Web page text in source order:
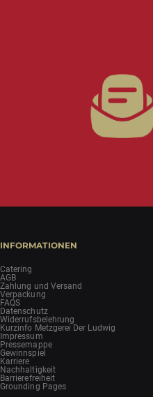
INFORMATIONEN
Catering
AGB
Zahlung und Versand
Verpackung
FAQS
Datenschutz
Widerrufsbelehrung
Kurzinfo Metzgerei Der Ludwig
Impressum
Pressemappe
Gewinnspiel
Karriere
Nachhaltigkeit
Barrierefreiheit
Grounding Pages